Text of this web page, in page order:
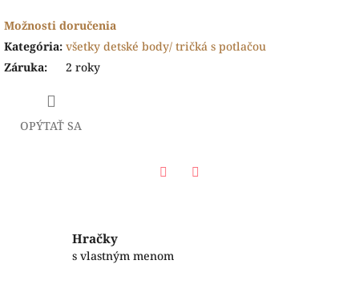
Možnosti doručenia
Kategória: všetky detské body/ tričká s potlačou
Záruka: 2 roky
OPÝTAŤ SA
Hračky
s vlastným menom